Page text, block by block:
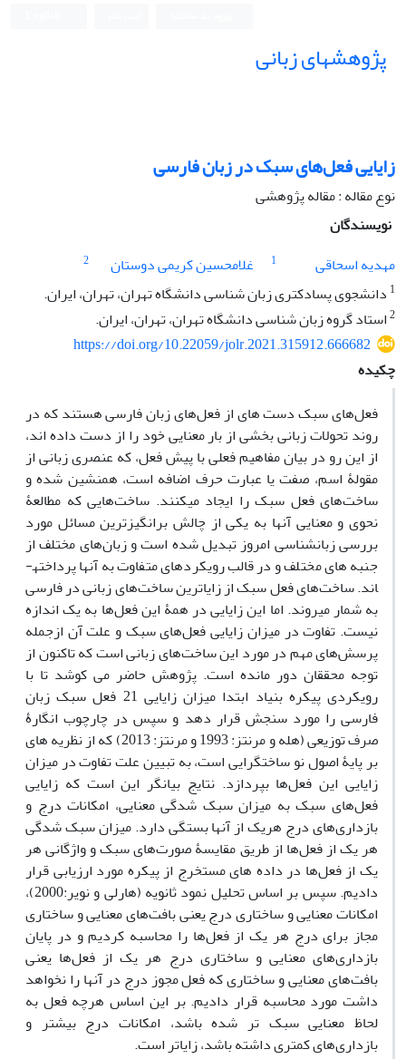
پژوهشهای زبانی
زایایی فعل‌های سبک در زبان فارسی
نوع مقاله : مقاله پژوهشی
نویسندگان
مهدیه اسحاقی
1 غلامحسین کریمی دوستان
2
1 دانشجوی پسادکتری زبان شناسی دانشگاه تهران، تهران، ایران.
2استاد گروه زبان شناسی دانشگاه تهران، تهران، ایران.
https://doi.org/10.22059/jolr.2021.315912.666682
چکیده
فعل‌های سبک دست ه­ای از فعل‌های زبان فارسی هستند که در
روند تحولات زبانی بخشی از بار معنایی خود را از دست داده­ اند،
از این رو در بیان مفاهیم فعلی با پیش فعل، که عنصری زبانی از
مقولۀ اسم، صفت یا عبارت حرف­ اضافه است، همنشین شده و
ساخت‌های فعل سبک را ایجاد می­کنند. ساخت‌هایی که مطالعۀ
نحوی و معنایی آنها به یکی از چالش ­برانگیزترین مسائل مورد
بررسی زبان­شناسی امروز تبدیل شده است و زبان‌های مختلف از
جنبه­ های مختلف و در قالب رویکردهای متفاوت به آنها پرداخته­
اند. ساخت‌های فعل سبک از زایاترین ساخت‌های زبانی در فارسی
به شمار می­روند. اما این زایایی در همۀ این فعل‌ها به یک اندازه
نیست. تفاوت در میزان زایایی فعل‌های سبک و علت آن ازجمله
پرسش‌های مهم در مورد این ساخت‌های زبانی است که تاکنون از
توجه محققان دور مانده است. پژوهش حاضر می­ کوشد تا با
رویکردی پیکره­ بنیاد ابتدا میزان زایایی 21 فعل سبک زبان
فارسی را مورد سنجش قرار ­دهد و سپس در چارچوب انگارۀ
صرف­ توزیعی (هله و مرنتز: 1993 و مرنتز: 2013) که از نظریه­ های
بر پایۀ اصول نو ساختگرایی است، به تبیین علت تفاوت در میزان
زایایی این فعل‌ها بپردازد. نتایج بیانگر این است که زایایی
فعل‌های سبک به میزان سبک شدگی معنایی، امکانات درج و
بازداری‌های درج هریک از آنها بستگی دارد. میزان سبک شدگی
هر یک از فعل‌ها از طریق مقایسۀ صورت‌های سبک و واژگانی هر
یک از فعل‌ها در داده­ های مستخرج از پیکره مورد ارزیابی قرار
دادیم. سپس بر اساس تحلیل نمود ثانویه (هارلی و نویر:2000)،
امکانات معنایی و ساختاری درج یعنی بافت‌های معنایی و ساختاری
مجاز برای درج هر یک از فعل‌ها را محاسبه کردیم و در پایان
بازداری‌های معنایی و ساختاری درج هر یک از فعل‌ها یعنی
بافت‌های معنایی و ساختاری که فعل مجوز درج در آنها را نخواهد
داشت مورد محاسبه قرار دادیم. بر این اساس هرچه فعل به
لحاظ معنایی سبک ­تر شده باشد، امکانات درج بیشتر و
بازداری‌های کمتری داشته باشد، زایاتر است.